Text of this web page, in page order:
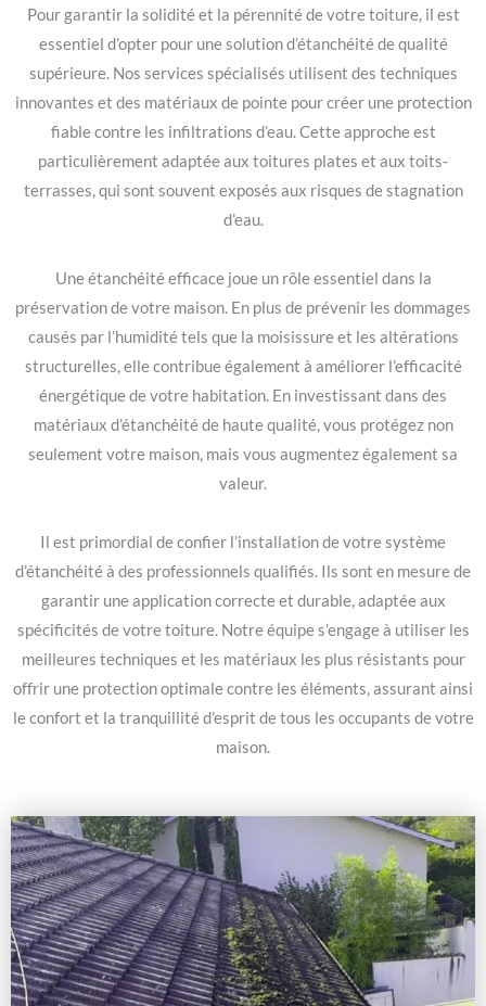
Pour garantir la solidité et la pérennité de votre toiture, il est
essentiel d’opter pour une solution d’étanchéité de qualité
supérieure. Nos services spécialisés utilisent des techniques
innovantes et des matériaux de pointe pour créer une protection
fiable contre les infiltrations d’eau. Cette approche est
particulièrement adaptée aux toitures plates et aux toits-
terrasses, qui sont souvent exposés aux risques de stagnation
d’eau.
Une étanchéité efficace joue un rôle essentiel dans la
préservation de votre maison. En plus de prévenir les dommages
causés par l’humidité tels que la moisissure et les altérations
structurelles, elle contribue également à améliorer l’efficacité
énergétique de votre habitation. En investissant dans des
matériaux d’étanchéité de haute qualité, vous protégez non
seulement votre maison, mais vous augmentez également sa
valeur.
Il est primordial de confier l’installation de votre système
d’étanchéité à des professionnels qualifiés. Ils sont en mesure de
garantir une application correcte et durable, adaptée aux
spécificités de votre toiture. Notre équipe s’engage à utiliser les
meilleures techniques et les matériaux les plus résistants pour
offrir une protection optimale contre les éléments, assurant ainsi
le confort et la tranquillité d’esprit de tous les occupants de votre
maison.